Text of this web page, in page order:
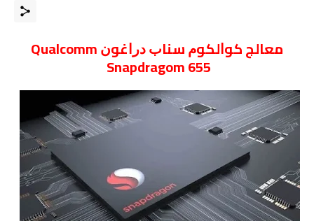
معالج ﻛﻮﺍﻟﻜﻮﻡ ﺳﻨﺎﺏ ﺩﺭﺍﻏﻮﻥ Qualcomm
Snapdragom 655